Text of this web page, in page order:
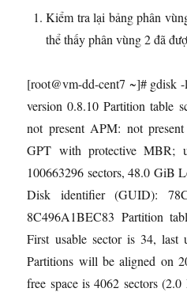
Kiểm tra lại bảng phân
thể thấy phân vùng 2 đã
[root@vm-dd-cent7 ~]# gdisk
version 0.8.10 Partition table
not present APM: not
GPT with protective MBR;
100663296 sectors, 48.0 GiB
Disk identifier (GUID):
8C496A1BEC83 Partition
First usable sector is 34, last
Partitions will be aligned on
free space is 4062 sectors